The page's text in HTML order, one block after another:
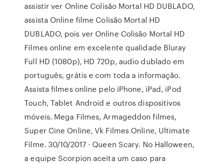
assistir ver Online Colisão Mortal HD DUBLADO,
assista Online filme Colisão Mortal HD
DUBLADO, pois ver Online Colisão Mortal HD
Filmes online em excelente qualidade Bluray
Full HD (1080p), HD 720p, audio dublado em
português, grátis e com toda a informação.
Assista filmes online pelo iPhone, iPad, iPod
Touch, Tablet Android e outros dispositivos
móveis. Mega Filmes, Armageddon filmes,
Super Cine Online, Vk Filmes Online, Ultimate
Filme. 30/10/2017 · Queen Scary. No Halloween,
a equipe Scorpion aceita um caso para